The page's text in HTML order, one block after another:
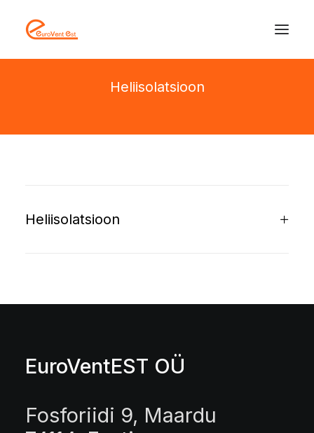
Heliisolatsioon
Heliisolatsioon
EuroVentEST OÜ
Fosforiidi 9, Maardu